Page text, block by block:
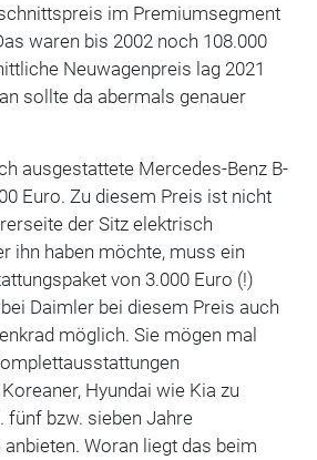
im Premiumsegment
waren bis 2002 noch 108.000
Neuwagenpreis lag 2021
sollte da abermals genauer
ausgestattete Mercedes-Benz B-
Euro. Zu diesem Preis ist nicht
der Sitz elektrisch
ihn haben möchte, muss ein
von 3.000 Euro (!)
Daimler bei diesem Preis auch
möglich. Sie mögen mal
Hyundai wie Kia zu
fünf bzw. sieben Jahre
Woran liegt das beim